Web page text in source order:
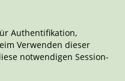
Authentifikation,
Verwenden dieser
notwendigen Session-